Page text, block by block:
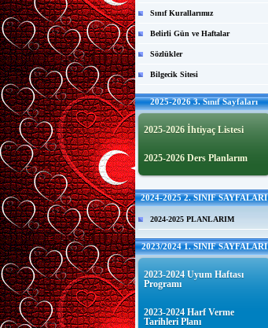
Sınıf Kurallarımız
Belirli Gün ve Haftalar
Sözlükler
Bilgecik Sitesi
2025-2026 3. Sınıf Sayfaları
2025-2026 İhtiyaç Listesi
2025-2026 Ders Planlarım
2024-2025 2. SINIF SAYFALARI
2024-2025 PLANLARIM
2023/2024 1. SINIF SAYFALARI
2023-2024 Uyum Haftası
Programı
2023-2024 Harf Verme
Tarihleri Planı